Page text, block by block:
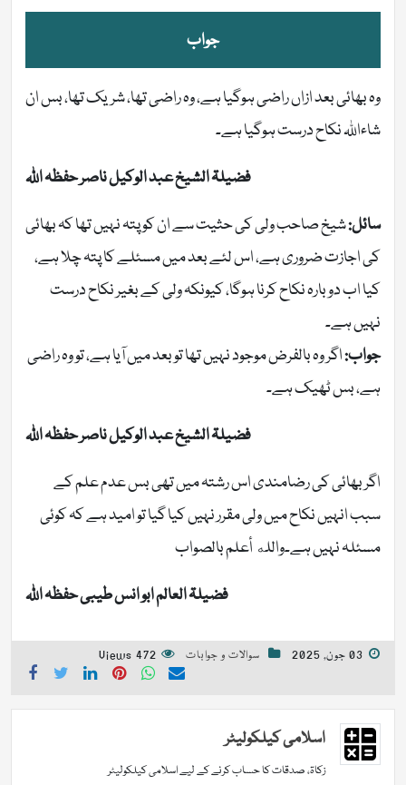
جواب
وہ بھائی بعد ازاں راضی ہوگیا ہے، وہ راضی تھا، شریک تھا، بس ان
شاءاللہ نکاح درست ہوگیا ہے۔
فضیلۃ الشیخ عبد الوکیل ناصر حفظہ اللہ
سائل:شیخ صاحب ولی کی حثیت سے ان کو پتہ نہیں تھا کہ بھائی
کی اجازت ضروری ہے، اس لئے بعد میں مسئلے کا پتہ چلا ہے،
کیا اب دوبارہ نکاح کرنا ہوگا، کیونکہ ولی کے بغیر نکاح درست
نہیں ہے۔
جواب:اگر وہ بالفرض موجود نہیں تھا تو بعد میں آیا ہے، تو وہ راضی
ہے، بس ٹھیک ہے۔
فضیلۃ الشیخ عبد الوکیل ناصر حفظہ اللہ
اگر بھائی کی رضامندی اس رشتہ میں تھی بس عدم علم کے
سبب انہیں نکاح میں ولی مقرر نہیں کیا گیا تو امید ہے کہ کوئی
مسئلہ نہیں ہے۔والله أعلم بالصواب
فضیلۃ العالم ابو انس طیبی حفظہ اللہ
03 جون, 2025 سوالات و جوابات 472 Views
اسلامی کیلکولیٹر
زکاۃ، صدقات کا حساب کرنے کے لیے اسلامی کیلکولیٹر